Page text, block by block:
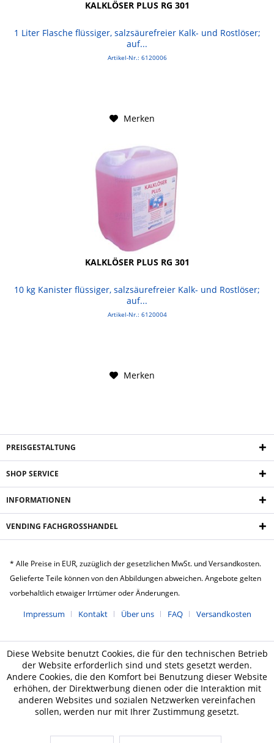
KALKLÖSER PLUS RG 301
1 Liter Flasche flüssiger, salzsäurefreier Kalk- und Rostlöser;
auf...
Artikel-Nr.: 6120006
Merken
KALKLÖSER PLUS RG 301
10 kg Kanister flüssiger, salzsäurefreier Kalk- und Rostlöser;
auf...
Artikel-Nr.: 6120004
Merken
PREISGESTALTUNG
SHOP SERVICE
INFORMATIONEN
VENDING FACHGROSSHANDEL
* Alle Preise in EUR, zuzüglich der gesetzlichen MwSt. und Versandkosten.
Gelieferte Teile können von den Abbildungen abweichen. Angebote gelten
vorbehaltlich etwaiger Irrtümer oder Änderungen.
Impressum Kontakt Über uns FAQ Versandkosten
Diese Website benutzt Cookies, die für den technischen Betrieb
der Website erforderlich sind und stets gesetzt werden.
Andere Cookies, die den Komfort bei Benutzung dieser Website
erhöhen, der Direktwerbung dienen oder die Interaktion mit
anderen Websites und sozialen Netzwerken vereinfachen
sollen, werden nur mit Ihrer Zustimmung gesetzt.